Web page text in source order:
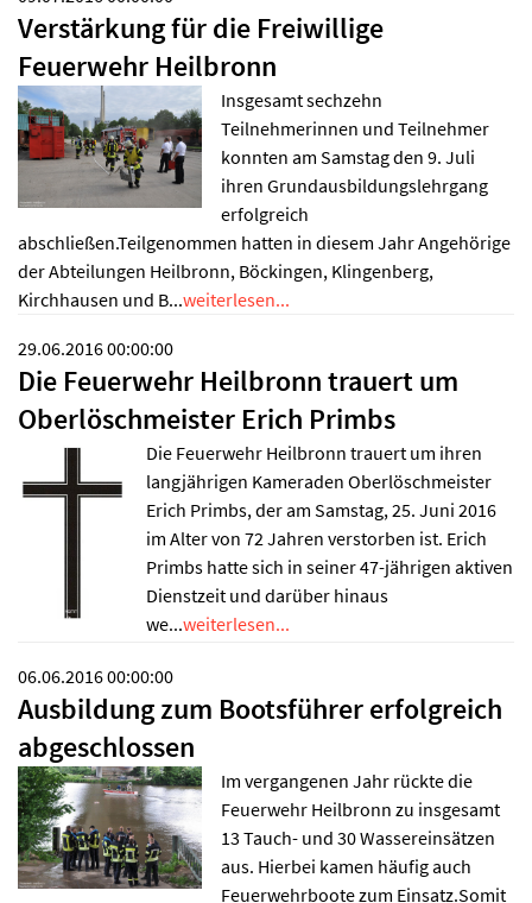
Verstärkung für die Freiwillige
Feuerwehr Heilbronn
Insgesamt sechzehn
Teilnehmerinnen und Teilnehmer
konnten am Samstag den 9. Juli
ihren Grundausbildungslehrgang
erfolgreich
abschließen.Teilgenommen hatten in diesem Jahr Angehörige
der Abteilungen Heilbronn, Böckingen, Klingenberg,
Kirchhausen und B...weiterlesen...
29.06.2016 00:00:00
Die Feuerwehr Heilbronn trauert um
Oberlöschmeister Erich Primbs
Die Feuerwehr Heilbronn trauert um ihren
langjährigen Kameraden Oberlöschmeister
Erich Primbs, der am Samstag, 25. Juni 2016
im Alter von 72 Jahren verstorben ist. Erich
Primbs hatte sich in seiner 47-jährigen aktiven
Dienstzeit und darüber hinaus
we...weiterlesen...
06.06.2016 00:00:00
Ausbildung zum Bootsführer erfolgreich
abgeschlossen
Im vergangenen Jahr rückte die
Feuerwehr Heilbronn zu insgesamt
13 Tauch- und 30 Wassereinsätzen
aus. Hierbei kamen häufig auch
Feuerwehrboote zum Einsatz.Somit